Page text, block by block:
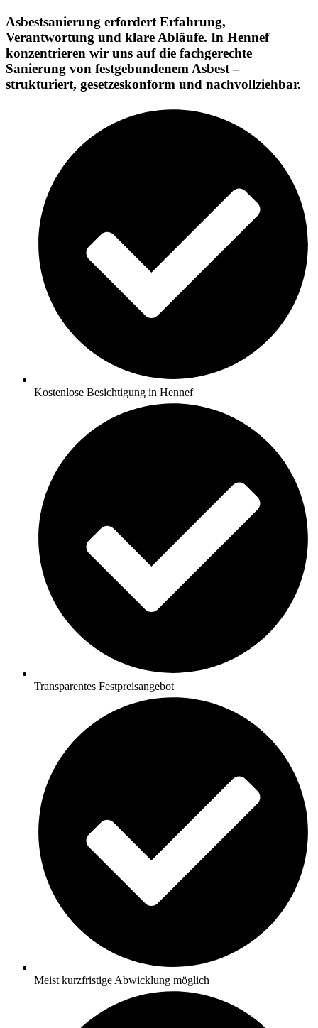
Asbestsanierung erfordert Erfahrung,
Verantwortung und klare Abläufe. In Hennef
konzentrieren wir uns auf die fachgerechte
Sanierung von festgebundenem Asbest –
strukturiert, gesetzeskonform und nachvollziehbar.
Kostenlose Besichtigung in Hennef
Transparentes Festpreisangebot
Meist kurzfristige Abwicklung möglich